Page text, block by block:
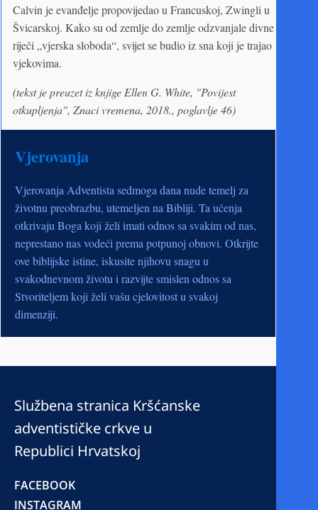
Calvin je evanđelje propovijedao u Francuskoj, Zwingli u
Švicarskoj. Kako su od zemlje do zemlje odzvanjale divne
riječi „vjerska sloboda“, svijet se budio iz sna koji je trajao
vjekovima.
(tekst je preuzet iz knjige Ellen G. White, "Povijest
otkupljenja", Znaci vremena, 2018., poglavlje 46)
Vjerovanja
Vjerovanja Adventista sedmoga dana nude temelj za
životnu preobrazbu, utemeljen na Bibliji. Ta učenja
otkrivaju Boga koji želi imati odnos sa svakim od nas,
neprestano nas vodeći prema potpunoj obnovi. Otkrijte
ove biblijske istine, iskusite njihovu snagu u
svakodnevnom životu i razvijte smislen odnos sa
Stvoriteljem koji želi vašu cjelovitost u svakoj
dimenziji.
Službena stranica Kršćanske
adventističke crkve u
Republici Hrvatskoj
FACEBOOK
INSTAGRAM